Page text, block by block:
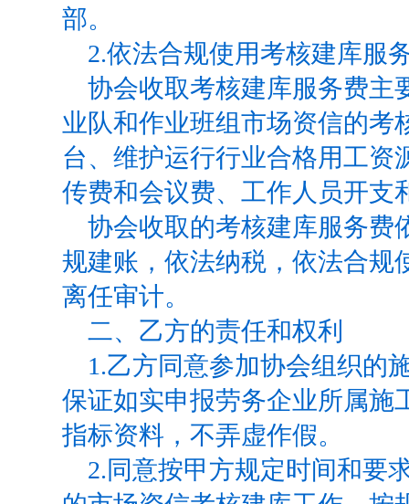
部。
2.依法合规使用考核建库服
协会收取考核建库服务费主
业队和作业班组市场资信的考
台、维护运行行业合格用工资
传费和会议费、工作人员开支
协会收取的考核建库服务费
规建账，依法纳税，依法合规
离任审计。
二、乙方的责任和权利
1.乙方同意参加协会组织的
保证如实申报劳务企业所属施
指标资料，不弄虚作假。
2. 同意按甲方规定时间和要